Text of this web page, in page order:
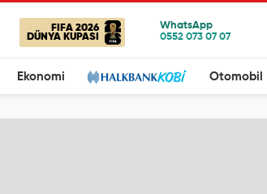
FIFA 2026
DÜNYA KUPASI
Ekonomi Otomobil